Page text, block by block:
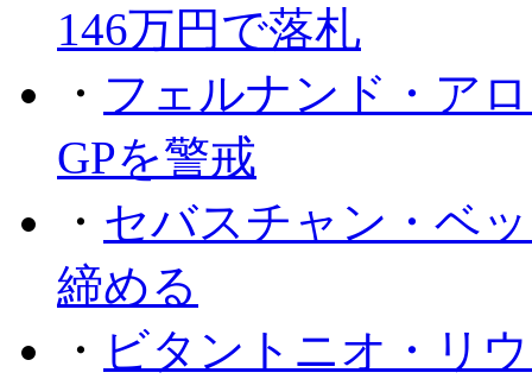
146万円で落札
・ フェルナンド・ア
GPを警戒
・ セバスチャン・ベ
締める
・ ビタントニオ・リ